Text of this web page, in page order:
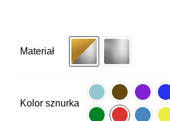
Materiał
Kolor sznurka